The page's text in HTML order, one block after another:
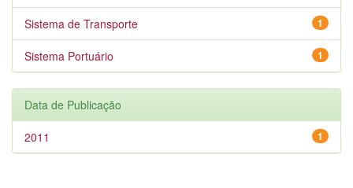
1
Sistema de Transporte
1
Sistema Portuário
Data de Publicação
1
2011